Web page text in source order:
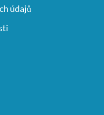
údajů